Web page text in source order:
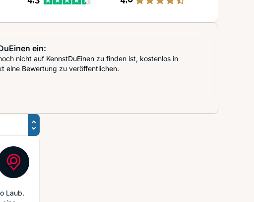
ein:
nicht auf KennstDuEinen zu finden ist, kostenlos in
eine Bewertung zu veröffentlichen.
Laub.